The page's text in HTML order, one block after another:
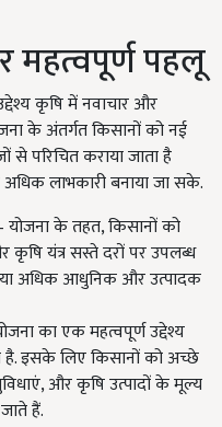
महत्वपूर्ण पहलू
कृषि में नवाचार और
के अंतर्गत किसानों को नई
से परिचित कराया जाता है
लाभकारी बनाया जा सके.
योजना के तहत, किसानों को
कृषि यंत्र सस्ते दरों पर उपलब्ध
अधिक आधुनिक और उत्पादक
का एक महत्वपूर्ण उद्देश्य
इसके लिए किसानों को अच्छे
और कृषि उत्पादों के मूल्य
हैं.